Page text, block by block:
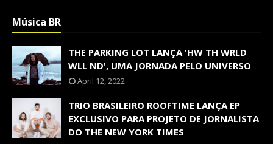
Música BR
THE PARKING LOT LANÇA 'HW TH WRLD
WLL ND', UMA JORNADA PELO UNIVERSO
April 12, 2022
TRIO BRASILEIRO ROOFTIME LANÇA EP
EXCLUSIVO PARA PROJETO DE JORNALISTA
DO THE NEW YORK TIMES